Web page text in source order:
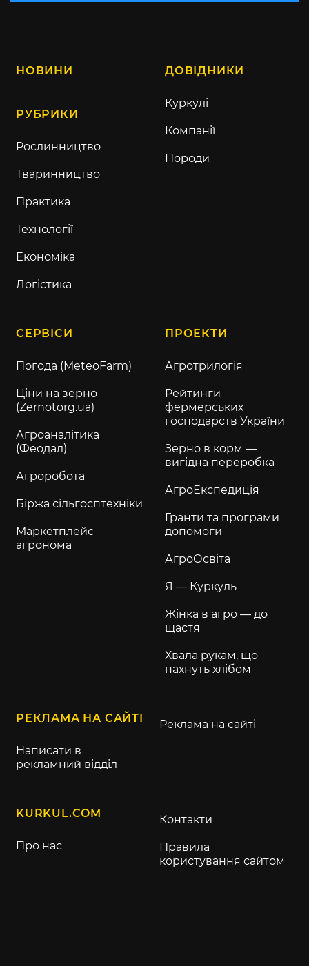
НОВИНИ
РУБРИКИ
Рослинництво
Тваринництво
Практика
Технології
Економіка
Логістика
ДОВІДНИКИ
Куркулі
Компанії
Породи
СЕРВІСИ
Погода (MeteoFarm)
Ціни на зерно
(Zernotorg.ua)
Агроаналітика
(Феодал)
Агроробота
Біржа сільгосптехніки
Маркетплейс
агронома
ПРОЕКТИ
Агротрилогія
Рейтинги
фермерських
господарств України
Зерно в корм —
вигідна переробка
АгроЕкспедиція
Гранти та програми
допомоги
АгроОсвіта
Я — Куркуль
Жінка в агро — до
щастя
Хвала рукам, що
пахнуть хлібом
РЕКЛАМА НА САЙТІ
Написати в
рекламний відділ
Реклама на сайті
KURKUL.COM
Про нас
Контакти
Правила
користування сайтом